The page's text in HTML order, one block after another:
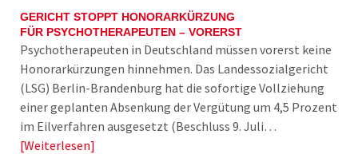
GERICHT STOPPT HONORARKÜRZUNG
FÜR PSYCHOTHERAPEUTEN – VORERST
Psychotherapeuten in Deutschland müssen vorerst keine
Honorarkürzungen hinnehmen. Das Landessozialgericht
(LSG) Berlin-Brandenburg hat die sofortige Vollziehung
einer geplanten Absenkung der Vergütung um 4,5 Prozent
im Eilverfahren ausgesetzt (Beschluss 9. Juli…
Weiterlesen